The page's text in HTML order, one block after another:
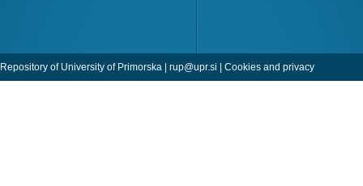
Repository of University of Primorska | rup@upr.si | Cookies and privacy